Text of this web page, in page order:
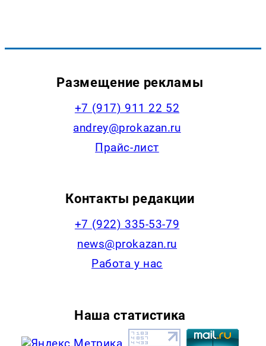
Размещение рекламы
+7 (917) 911 22 52
andrey@prokazan.ru
Прайс-лист
Контакты редакции
+7 (922) 335-53-79
news@prokazan.ru
Работа у нас
Наша статистика